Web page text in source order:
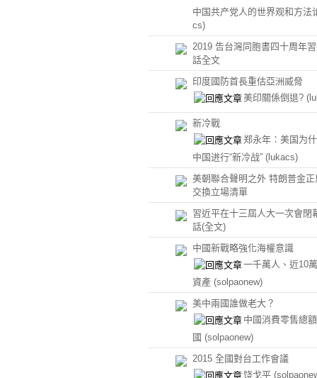
中国共产党人的世界观和方法
cs)
2019 告台灣同胞書四十周年
話全文
印度國防首長重估亞洲威脅
美印關係倒退?
新冷戰
郑永年：美国为
中国进行“新冷战” (lukacs)
美朝聯合聲明之外 特朗普金正
交換立場清單
習近平在十三屆人大一次會閉
話(全文)
中國新戰略強化海權意識
一千萬人、近10
資產 (solpaonew)
美中兩國誰做老大？
中國消費零售總
國 (solpaonew)
2015 全國對台工作會議
饶戈平